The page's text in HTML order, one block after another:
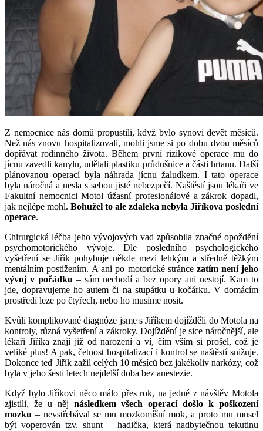
Z nemocnice nás domů propustili, když bylo synovi devět měsíců.
Než nás znovu hospitalizovali, mohli jsme si po dobu dvou měsíců
dopřávat rodinného života. Během první rizikové operace mu do
jícnu zavedli kanylu, udělali plastiku průdušnice a části hrtanu. Další
plánovanou operací byla náhrada jícnu žaludkem. I tato operace
byla náročná a nesla s sebou jisté nebezpečí. Naštěstí jsou lékaři ve
Fakultní nemocnici Motol úžasní profesionálové a zákrok dopadl,
jak nejlépe mohl. Bohužel to ale zdaleka nebyla Jiříkova poslední
operace.
Chirurgická léčba jeho vývojových vad způsobila značné opoždění
psychomotorického vývoje. Dle posledního psychologického
vyšetření se Jiřík pohybuje někde mezi lehkým a středně těžkým
mentálním postižením. A ani po motorické stránce zatím není jeho
vývoj v pořádku – sám nechodí a bez opory ani nestojí. Kam to
jde, dopravujeme ho autem či na stupátku u kočárku. V domácím
prostředí leze po čtyřech, nebo ho musíme nosit.
Kvůli komplikované diagnóze jsme s Jiříkem dojížděli do Motola na
kontroly, různá vyšetření a zákroky. Dojíždění je sice náročnější, ale
lékaři Jiříka znají již od narození a ví, čím vším si prošel, což je
veliké plus! A pak, četnost hospitalizací i kontrol se naštěstí snižuje.
Dokonce teď Jiřík zažil celých 10 měsíců bez jakékoliv narkózy, což
byla v jeho šesti letech nejdelší doba bez anestezie.
Když bylo Jiříkovi něco málo přes rok, na jedné z návštěv Motola
zjistili, že u něj následkem všech operací došlo k poškození
mozku – nevstřebával se mu mozkomíšní mok, a proto mu musel
být voperován tzv. shunt – hadička, která nadbytečnou tekutinu